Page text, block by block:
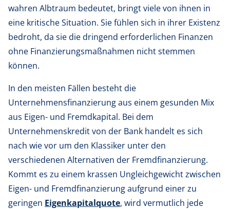
wahren Albtraum bedeutet, bringt viele von ihnen in
eine kritische Situation. Sie fühlen sich in ihrer Existenz
bedroht, da sie die dringend erforderlichen Finanzen
ohne Finanzierungsmaßnahmen nicht stemmen
können.
In den meisten Fällen besteht die
Unternehmensfinanzierung aus einem gesunden Mix
aus Eigen- und Fremdkapital. Bei dem
Unternehmenskredit von der Bank handelt es sich
nach wie vor um den Klassiker unter den
verschiedenen Alternativen der Fremdfinanzierung.
Kommt es zu einem krassen Ungleichgewicht zwischen
Eigen- und Fremdfinanzierung aufgrund einer zu
geringen Eigenkapitalquote, wird vermutlich jede